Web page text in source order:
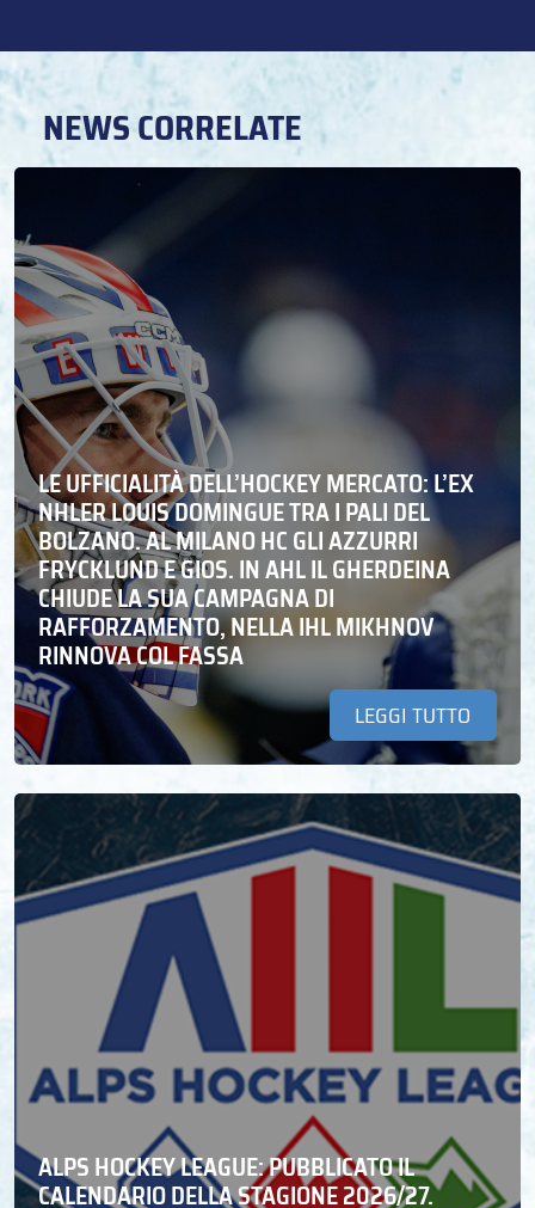
NEWS CORRELATE
LE UFFICIALITÀ DELL’HOCKEY MERCATO: L’EX
NHLER LOUIS DOMINGUE TRA I PALI DEL
BOLZANO. AL MILANO HC GLI AZZURRI
FRYCKLUND E GIOS. IN AHL IL GHERDEINA
CHIUDE LA SUA CAMPAGNA DI
RAFFORZAMENTO, NELLA IHL MIKHNOV
RINNOVA COL FASSA
LEGGI TUTTO
ALPS HOCKEY LEAGUE: PUBBLICATO IL
CALENDARIO DELLA STAGIONE 2026/27.